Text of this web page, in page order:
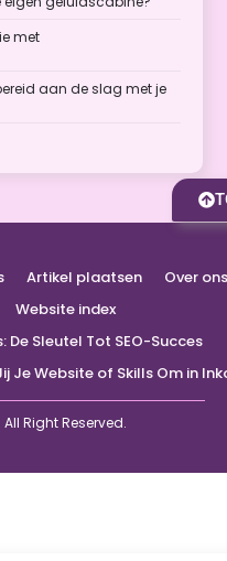
met
aan de slag met je
Right Reserved.
Artikel plaatsen
Over ons
Website index
De Sleutel Tot SEO-Succes
Je Website of Skills Om in